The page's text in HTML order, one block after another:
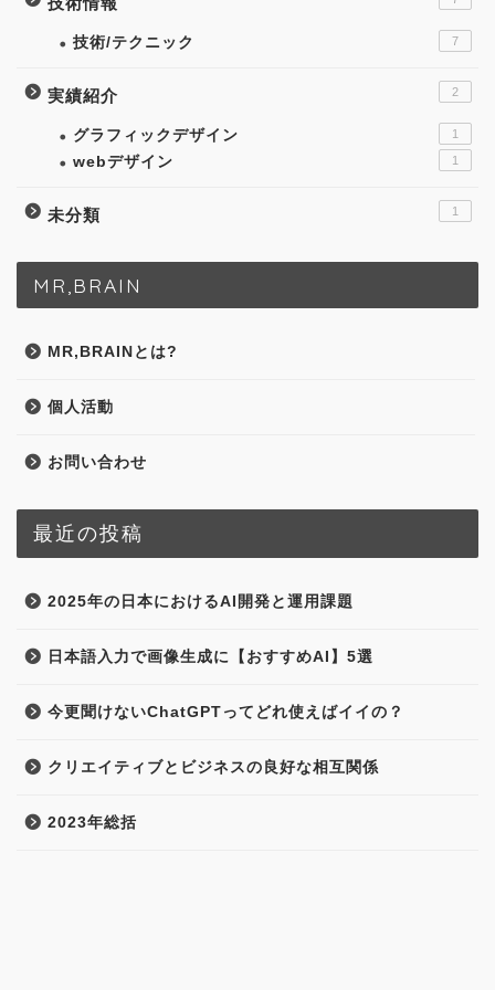
技術/テクニック 7
実績紹介 2
グラフィックデザイン 1
webデザイン 1
未分類 1
MR,BRAIN
MR,BRAINとは?
個人活動
お問い合わせ
最近の投稿
2025年の日本におけるAI開発と運用課題
日本語入力で画像生成に【おすすめAI】5選
今更聞けないChatGPTってどれ使えばイイの？
クリエイティブとビジネスの良好な相互関係
2023年総括